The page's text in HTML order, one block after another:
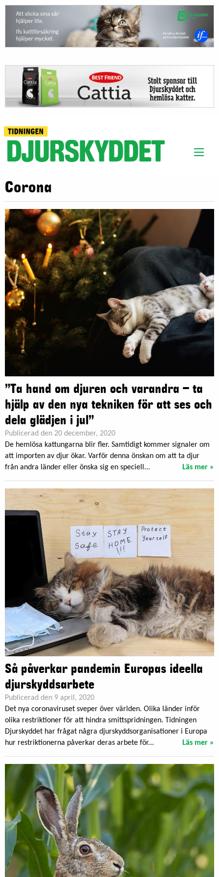
Corona
”Ta hand om djuren och varandra – ta
hjälp av den nya tekniken för att ses och
dela glädjen i jul”
Publicerad den 20 december, 2020
De hemlösa kattungarna blir fler. Samtidigt kommer signaler om
att importen av djur ökar. Varför denna önskan om att ta djur
från andra länder eller önska sig en speciell...
Läs mer »
Så påverkar pandemin Europas ideella
djurskyddsarbete
Publicerad den 9 april, 2020
Det nya coronaviruset sveper över världen. Olika länder inför
olika restriktioner för att hindra smittspridningen. Tidningen
Djurskyddet har frågat några djurskyddsorganisationer i Europa
hur restriktionerna påverkar deras arbete för...
Läs mer »